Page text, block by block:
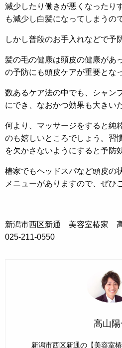
減少したり働きが悪くなったり
も減少し白髪になってしまうの
しかし普段のお手入れなどで予
髪の毛の健康は頭皮の健康があ
の予防にも頭皮ケアが重要とな
数あるケア法の中でも、シャン
にでき、なおかつ効果も大きい
何より、マッサージをすると純
のも嬉しいところでしょう。習
を欠かさないようにすると予防
椿家でもヘッドスパなど頭皮の
メニューがありますので、ぜひ
新潟市西区新通 美容室椿家
025-211-0550
高山陽
新潟市西区新通の【美容室